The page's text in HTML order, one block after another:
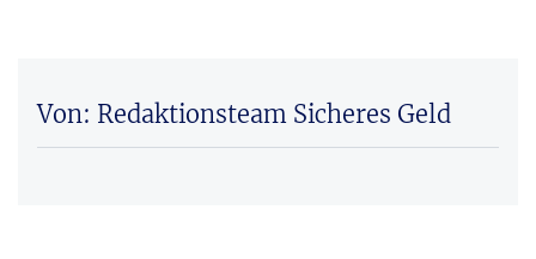
Von: Redaktionsteam Sicheres Geld